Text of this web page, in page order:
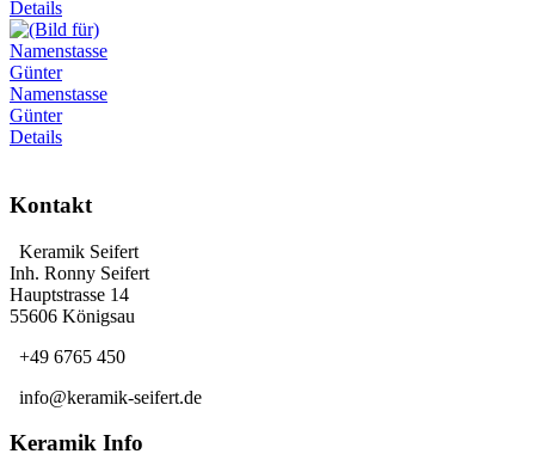
Details
Namenstasse
Günter
Details
Kontakt
Keramik Seifert
Inh. Ronny Seifert
Hauptstrasse 14
55606 Königsau
+49 6765 450
info@keramik-seifert.de
Keramik Info